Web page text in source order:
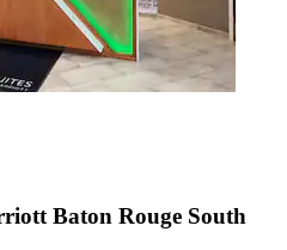
Baton Rouge South